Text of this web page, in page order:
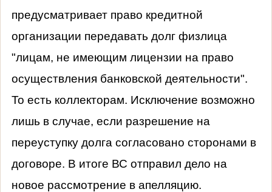
предусматривает право кредитной
организации передавать долг физлица
"лицам, не имеющим лицензии на право
осуществления банковской деятельности".
То есть коллекторам. Исключение возможно
лишь в случае, если разрешение на
переуступку долга согласовано сторонами в
договоре. В итоге ВС отправил дело на
новое рассмотрение в апелляцию.